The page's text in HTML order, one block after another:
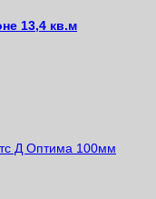
13,4 кв.м